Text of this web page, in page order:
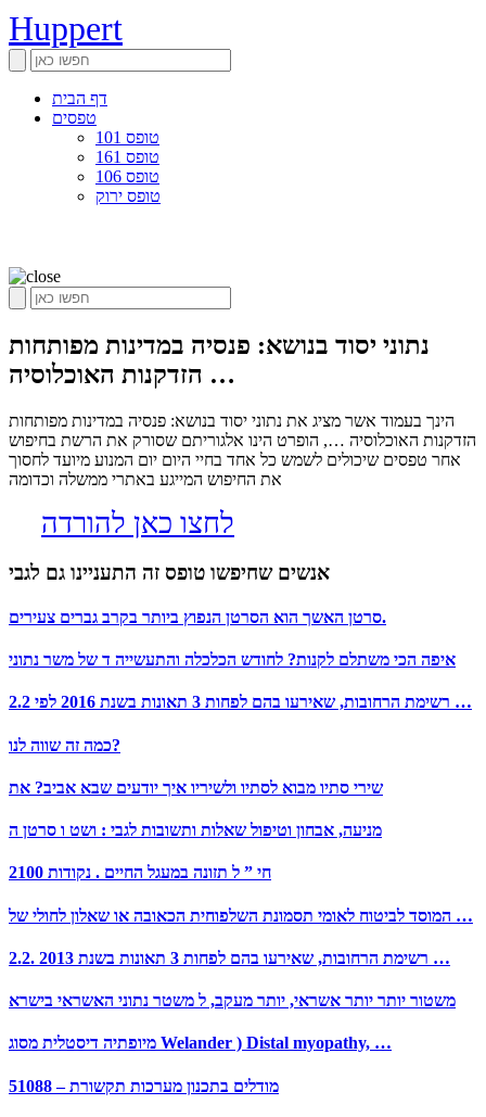
Huppert
דף הבית
טפסים
טופס 101
טופס 161
טופס 106
טופס ירוק
נתוני יסוד בנושא: פנסיה במדינות מפותחות
הזדקנות האוכלוסיה …
הינך בעמוד אשר מציג את נתוני יסוד בנושא: פנסיה במדינות מפותחות
הזדקנות האוכלוסיה …, הופרט הינו אלגוריתם שסורק את הרשת בחיפוש
אחר טפסים שיכולים לשמש כל אחד בחיי היום יום המנוע מיועד לחסוך
את החיפוש המייגע באתרי ממשלה וכדומה
לחצו כאן להורדה
אנשים שחיפשו טופס זה התעניינו גם לגבי
סרטן האשך הוא הסרטן הנפוץ ביותר בקרב גברים צעירים.
איפה הכי משתלם לקנות? לחודש הכלכלה והתעשייה ד של משר נתוני
2.2 רשימת הרחובות, שאירעו בהם לפחות 3 תאונות בשנת 2016 לפי …
כמה זה שווה לנו?
שירי סתיו מבוא לסתיו ולשיריו איך יודעים שבא אביב? את
מניעה, אבחון וטיפול שאלות ותשובות לגבי : ושט ו סרטן ה
2חי ” ל תזונה במעגל החיים . נקודות 100
המוסד לביטוח לאומי תסמונת השלפוחית הכאובה או שאלון לחולי של …
2.2. רשימת הרחובות, שאירעו בהם לפחות 3 תאונות בשנת 2013 …
משטור יותר יותר אשראי, יותר מעקב, ל משטר נתוני האשראי בישרא
מיופתיה דיסטלית מסוג Welander ) Distal myopathy, …
51088 – מודלים בתכנון מערכות תקשורת